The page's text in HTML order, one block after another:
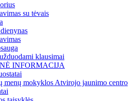
su tėvais
klausimai
INFORMACIJA
menų mokyklos Atvirojo jaunimo centro